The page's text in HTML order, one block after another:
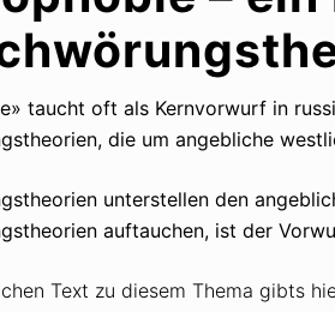
taucht oft als Kernvorwurf in
die um angebliche
unterstellen den
auftauchen, ist der
Text zu diesem Thema gibts